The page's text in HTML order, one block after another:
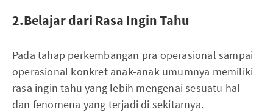
2.Belajar dari Rasa Ingin Tahu
Pada tahap perkembangan pra operasional sampai
operasional konkret anak-anak umumnya memiliki
rasa ingin tahu yang lebih mengenai sesuatu hal
dan fenomena yang terjadi di sekitarnya.